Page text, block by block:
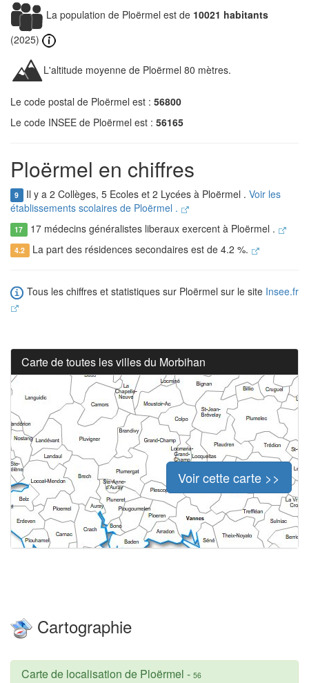
La population de Ploërmel est de 10021 habitants
(2025)
L'altitude moyenne de Ploërmel 80 mètres.
Le code postal de Ploërmel est : 56800
Le code INSEE de Ploërmel est : 56165
Ploërmel en chiffres
9 Il y a 2 Collèges, 5 Ecoles et 2 Lycées à Ploërmel . Voir les
établissements scolaires de Ploërmel .
17 17 médecins généralistes liberaux exercent à Ploërmel .
4.2 La part des résidences secondaires est de 4.2 %.
Tous les chiffres et statistiques sur Ploërmel sur le site Insee.fr
Carte de toutes les villes du Morbihan
Voir cette carte >>
Cartographie
Carte de localisation de Ploërmel - 56